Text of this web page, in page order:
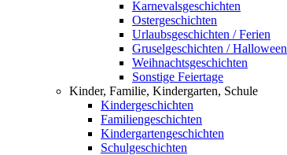
Karnevalsgeschichten
Ostergeschichten
Urlaubsgeschichten / Ferien
Gruselgeschichten / Halloween
Weihnachtsgeschichten
Sonstige Feiertage
Kinder, Familie, Kindergarten, Schule
Kindergeschichten
Familiengeschichten
Kindergartengeschichten
Schulgeschichten